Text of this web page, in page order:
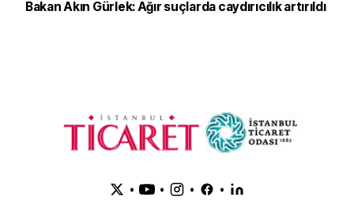
Bakan Akın Gürlek: Ağır suçlarda caydırıcılık artırıldı
• • • •